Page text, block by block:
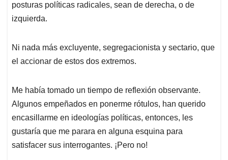
A
p
o
o
d
d
posturas políticas radicales, sean de derecha, o de
izquierda.
Ni nada más excluyente, segregacionista y sectario, que
el accionar de estos dos extremos.
Me había tomado un tiempo de reflexión observante.
Algunos empeñados en ponerme rótulos, han querido
encasillarme en ideologías políticas, entonces, les
gustaría que me parara en alguna esquina para
satisfacer sus interrogantes. ¡Pero no!